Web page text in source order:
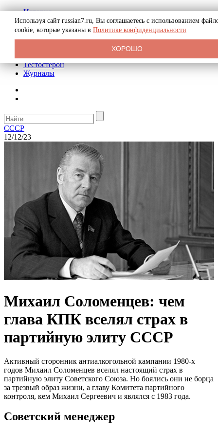
История
Биография
Криминал
Реклама на сайте
Тестостерон
Журналы
СССР
12/12/23
Михаил Соломенцев: чем
глава КПК вселял страх в
партийную элиту СССР
Активный сторонник антиалкогольной кампании 1980-х
годов Михаил Соломенцев вселял настоящий страх в
партийную элиту Советского Союза. Но боялись они не борца
за трезвый образ жизни, а главу Комитета партийного
контроля, кем Михаил Сергеевич и являлся с 1983 года.
Советский менеджер
Используя сайт russian7.ru, Вы соглашаетесь с использованием
cookie, которые указаны в Политике конфиденциальности
ХОРОШО